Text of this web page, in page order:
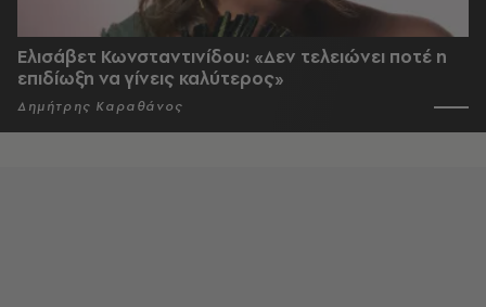
Ελισάβετ Κωνσταντινίδου: «Δεν τελειώνει ποτέ η
επιδίωξη να γίνεις καλύτερος»
Δημήτρης Καραθάνος